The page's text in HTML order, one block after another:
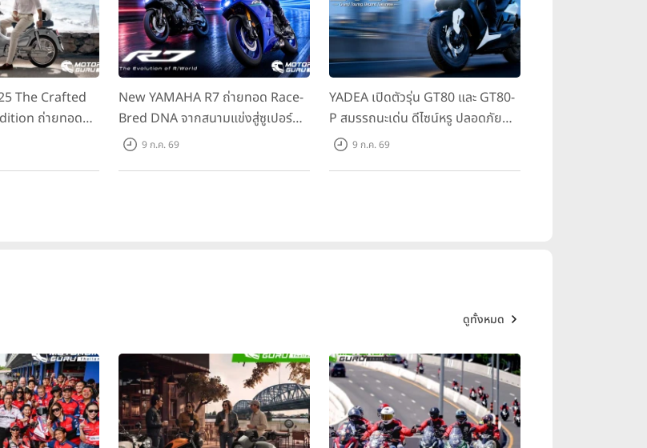
The Crafted
ถ่ายทอด
สีพิเศษ มากับ
New YAMAHA R7 ถ่ายทอด Race-
Bred DNA จากสนามแข่งสู่ซูเปอร์
สปอร์ตคลาสกลางที่เข้าถึงได้จริง ใน
9 ก.ค. 69
YADEA เปิดตัวรุ่น GT80 และ GT80-
P สมรรถนะเด่น ดีไซน์หรู ปลอดภัย
ราคาเข้าถึงง่าย จดทะเบียนได้ มี 3 สี
9 ก.ค. 69
ดูทั้งหมด